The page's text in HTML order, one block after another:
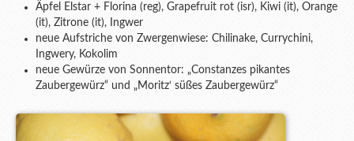
Äpfel Elstar + Florina (reg), Grapefruit rot (isr), Kiwi (it), Orange
(it), Zitrone (it), Ingwer
neue Aufstriche von Zwergenwiese: Chilinake, Currychini,
Ingwery, Kokolim
neue Gewürze von Sonnentor: „Constanzes pikantes
Zaubergewürz“ und „Moritz‘ süßes Zaubergewürz“